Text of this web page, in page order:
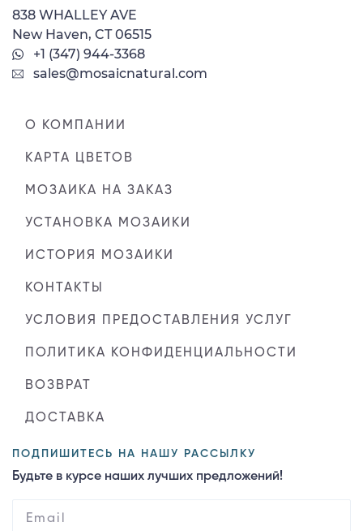
838 WHALLEY AVE
New Haven, CT 06515
+1 (347) 944-3368
sales@mosaicnatural.com
О КОМПАНИИ
КАРТА ЦВЕТОВ
МОЗАИКА НА ЗАКАЗ
УСТАНОВКА МОЗАИКИ
ИСТОРИЯ МОЗАИКИ
КОНТАКТЫ
УСЛОВИЯ ПРЕДОСТАВЛЕНИЯ УСЛУГ
ПОЛИТИКА КОНФИДЕНЦИАЛЬНОСТИ
ВОЗВРАТ
ДОСТАВКА
ПОДПИШИТЕСЬ НА НАШУ РАССЫЛКУ
Будьте в курсе наших лучших предложений!